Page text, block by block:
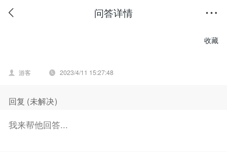
问答详情
收藏
游客 2023/4/11 15:27:48
回复 (未解决)